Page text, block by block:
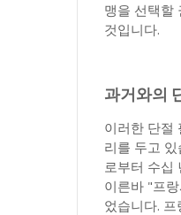
맹을 선택할
것입니다.
과거와의
이러한 단절
리를 두고
로부터 수십
이른바 "프
었습니다.